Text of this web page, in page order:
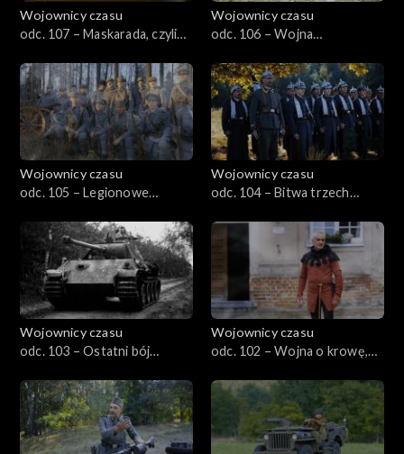
Wojownicy czasu
odc. 107 – Maskarada, czyli
Wojownicy czasu
odc. 106 – Wojna
Cieszyński 1919
Wojownicy czasu
odc. 105 – Legionowe
1914
Wojownicy czasu
odc. 104 – Bitwa trzech
1914
Wojownicy czasu
odc. 103 – Ostatni bój
1944
Wojownicy czasu
odc. 102 – Wojna o krowę,